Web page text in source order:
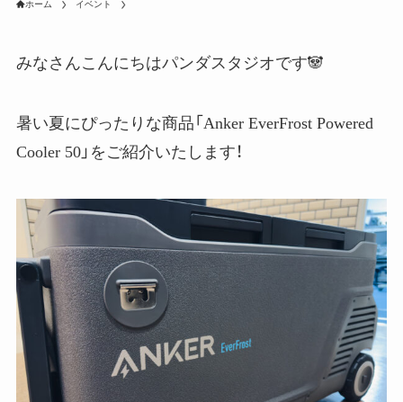
ホーム イベント
みなさんこんにちはパンダスタジオです🐼
暑い夏にぴったりな商品「Anker EverFrost Powered
Cooler 50」をご紹介いたします！